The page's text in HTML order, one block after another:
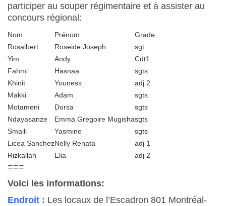
participer au souper régimentaire et à assister au
concours régional:
Nom Prénom
Grade
Rosalbert
Roseide Joseph
sgt
Yim
Andy
Cdt1
Fahmi
Hasnaa
sgts
Khinit
Youness
adj 2
Makki
Adam
sgts
Motameni
Dorsa
sgts
Ndayasanze
Emma Gregoire Mugishasgts
Smaili
Yasmine
sgts
Licea SanchezNelly Renata
adj 1
Rizkallah
Elia adj 2
===
Voici les informations:
Endroit : Les locaux de l’Escadron 801 Montréal-